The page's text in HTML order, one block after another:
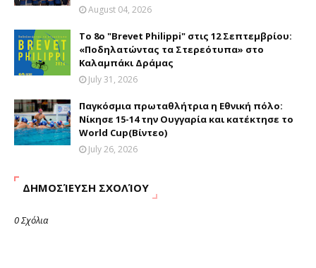
August 04, 2026
Το 8ο "Brevet Philippi" στις 12 Σεπτεμβρίου:
«Ποδηλατώντας τα Στερεότυπα» στο
Καλαμπάκι Δράμας
July 31, 2026
Παγκόσμια πρωταθλήτρια η Εθνική πόλο:
Νίκησε 15-14 την Ουγγαρία και κατέκτησε το
World Cup(Βίντεο)
July 26, 2026
ΔΗΜΟΣΊΕΥΣΗ ΣΧΟΛΊΟΥ
0 Σχόλια